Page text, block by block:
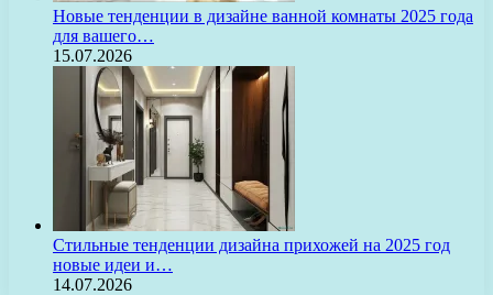
Новые тенденции в дизайне ванной комнаты 2025 года
для вашего…
15.07.2026
Стильные тенденции дизайна прихожей на 2025 год
новые идеи и…
14.07.2026